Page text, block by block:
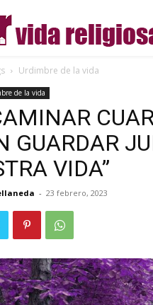
Urdimbre de la vida
de la vida
GUARDAR
VIDA”
- 23 febrero, 2023